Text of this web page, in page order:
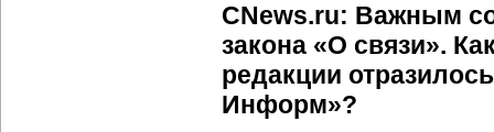
CNews.ru: Важным
закона «О связи».
редакции
Информ»?